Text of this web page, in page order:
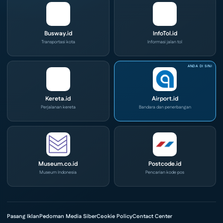
Busway.id
Transportasi kota
InfoTol.id
Informasi jalan tol
Kereta.id
Perjalanan kereta
Airport.id
Bandara dan penerbangan
Museum.co.id
Museum Indonesia
Postcode.id
Pencarian kode pos
Pasang IklanPedoman Media SiberCookie PolicyContact Center